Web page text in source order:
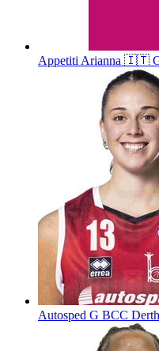
AppetitiArianna 🇮🇹
Autosped G BCC